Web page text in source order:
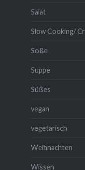
Salat
Slow Cooking/
Soße
Suppe
Süßes
vegan
vegetarisch
Weihnachten
Wissen